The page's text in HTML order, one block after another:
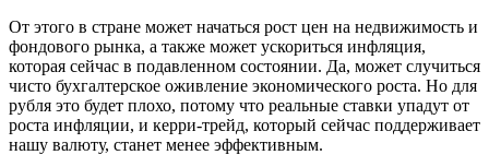
От этого в стране может начаться рост цен на недвижимость и
фондового рынка, а также может ускориться инфляция,
которая сейчас в подавленном состоянии. Да, может случиться
чисто бухгалтерское оживление экономического роста. Но для
рубля это будет плохо, потому что реальные ставки упадут от
роста инфляции, и керри-трейд, который сейчас поддерживает
нашу валюту, станет менее эффективным.